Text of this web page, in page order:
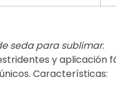
seda para sublimar:
y aplicación
Características: